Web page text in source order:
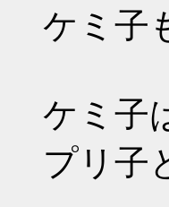
ケミ子
ケミ子
プリ子